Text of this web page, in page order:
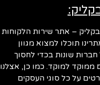
– אתר שירות הלקוחות
תוכלו למצוא מגוון
שונות בכדי לחסוך
ממוקד למוקד. כמו כן, אצלנו
על כל סוגי העסקים